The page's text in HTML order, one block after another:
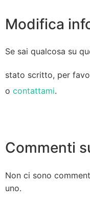
Modifica
Se sai qualcosa su
stato scritto, per
o contattami.
Commenti
Non ci sono
uno.